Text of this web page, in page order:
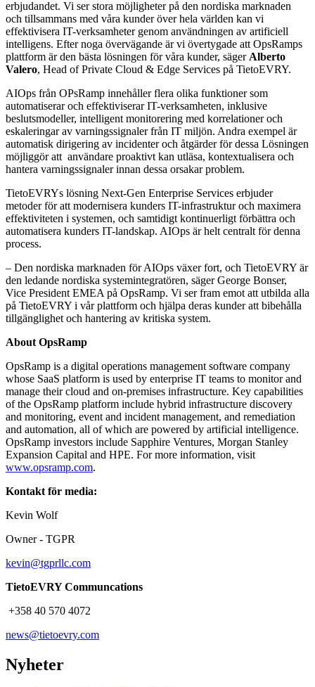
erbjudandet. Vi ser stora möjligheter på den nordiska marknaden
och tillsammans med våra kunder över hela världen kan vi
effektivisera IT-verksamheter genom användningen av artificiell
intelligens. Efter noga övervägande är vi övertygade att OpsRamps
plattform är den bästa lösningen för våra kunder, säger Alberto
Valero, Head of Private Cloud & Edge Services på TietoEVRY.
AIOps från OPsRamp innehåller flera olika funktioner som
automatiserar och effektiviserar IT-verksamheten, inklusive
beslutsmodeller, intelligent monitorering med korrelationer och
eskaleringar av varningssignaler från IT miljön. Andra exempel är
automatisk dirigering av incidenter och åtgärder för dessa Lösningen
möjliggör att användare proaktivt kan utläsa, kontextualisera och
hantera varningssignaler innan dessa orsakar problem.
TietoEVRYs lösning Next-Gen Enterprise Services erbjuder
metoder för att modernisera kunders IT-infrastruktur och maximera
effektiviteten i systemen, och samtidigt kontinuerligt förbättra och
automatisera kunders IT-landskap. AIOps är helt centralt för denna
process.
– Den nordiska marknaden för AIOps växer fort, och TietoEVRY är
den ledande nordiska systemintegratören, säger George Bonser,
Vice President EMEA på OpsRamp. Vi ser fram emot att utbilda alla
på TietoEVRY i vår plattform och hjälpa deras kunder att bibehålla
tillgänglighet och hantering av kritiska system.
About OpsRamp
OpsRamp is a digital operations management software company
whose SaaS platform is used by enterprise IT teams to monitor and
manage their cloud and on-premises infrastructure. Key capabilities
of the OpsRamp platform include hybrid infrastructure discovery
and monitoring, event and incident management, and remediation
and automation, all of which are powered by artificial intelligence.
OpsRamp investors include Sapphire Ventures, Morgan Stanley
Expansion Capital and HPE. For more information, visit
www.opsramp.com.
Kontakt för media:
Kevin Wolf
Owner - TGPR
kevin@tgprllc.com
TietoEVRY Communcations
+358 40 570 4072
news@tietoevry.com
Nyheter